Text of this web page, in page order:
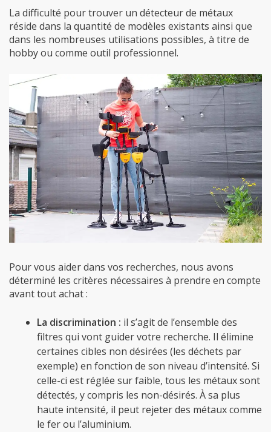
La difficulté pour trouver un détecteur de métaux
réside dans la quantité de modèles existants ainsi que
dans les nombreuses utilisations possibles, à titre de
hobby ou comme outil professionnel.
Pour vous aider dans vos recherches, nous avons
déterminé les critères nécessaires à prendre en compte
avant tout achat :
La discrimination : il s’agit de l’ensemble des
filtres qui vont guider votre recherche. Il élimine
certaines cibles non désirées (les déchets par
exemple) en fonction de son niveau d’intensité. Si
celle-ci est réglée sur faible, tous les métaux sont
détectés, y compris les non-désirés. À sa plus
haute intensité, il peut rejeter des métaux comme
le fer ou l’aluminium.